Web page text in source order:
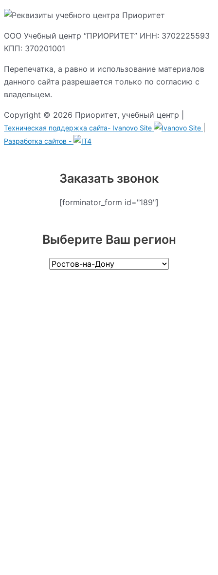
ООО Учебный центр “ПРИОРИТЕТ” ИНН: 3702225593
КПП: 370201001
Перепечатка, а равно и использование материалов
данного сайта разрешается только по согласию с
владельцем.
Copyright © 2026 Приоритет, учебный центр |
Техническая поддержка сайта- Ivanovo Site
Разработка сайтов -
Заказать звонок
[forminator_form id="189"]
Выберите Ваш регион